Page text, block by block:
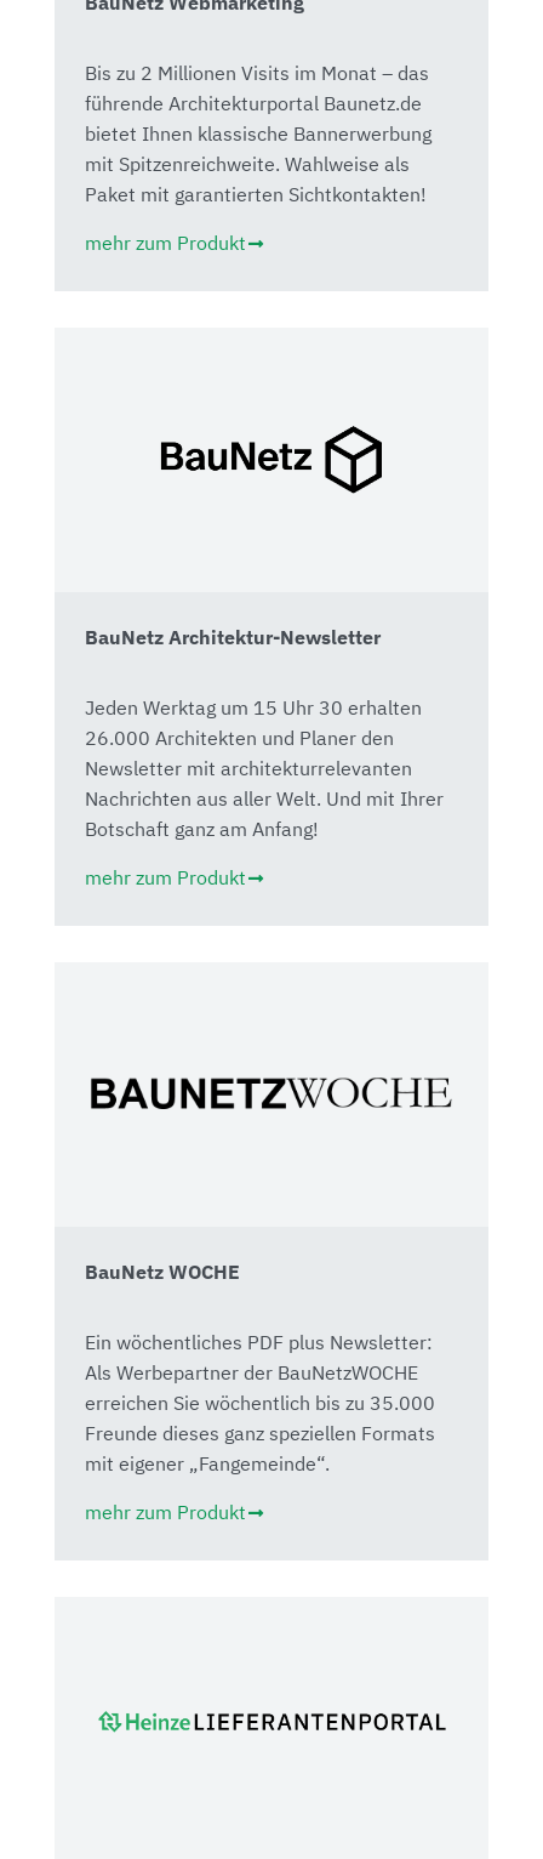
Bis zu 2 Millionen Visits im Monat – das
führende Architekturportal Baunetz.de
bietet Ihnen klassische Bannerwerbung
mit Spitzenreichweite. Wahlweise als
Paket mit garantierten Sichtkontakten!
mehr zum Produkt
BauNetz Architektur-Newsletter
Jeden Werktag um 15 Uhr 30 erhalten
26.000 Architekten und Planer den
Newsletter mit architekturrelevanten
Nachrichten aus aller Welt. Und mit Ihrer
Botschaft ganz am Anfang!
mehr zum Produkt
BauNetz WOCHE
Ein wöchentliches PDF plus Newsletter:
Als Werbepartner der BauNetzWOCHE
erreichen Sie wöchentlich bis zu 35.000
Freunde dieses ganz speziellen Formats
mit eigener „Fangemeinde“.
mehr zum Produkt